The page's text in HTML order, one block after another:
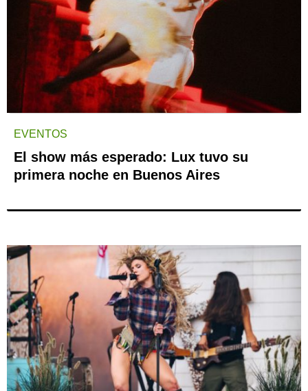
EVENTOS
El show más esperado: Lux tuvo su
primera noche en Buenos Aires